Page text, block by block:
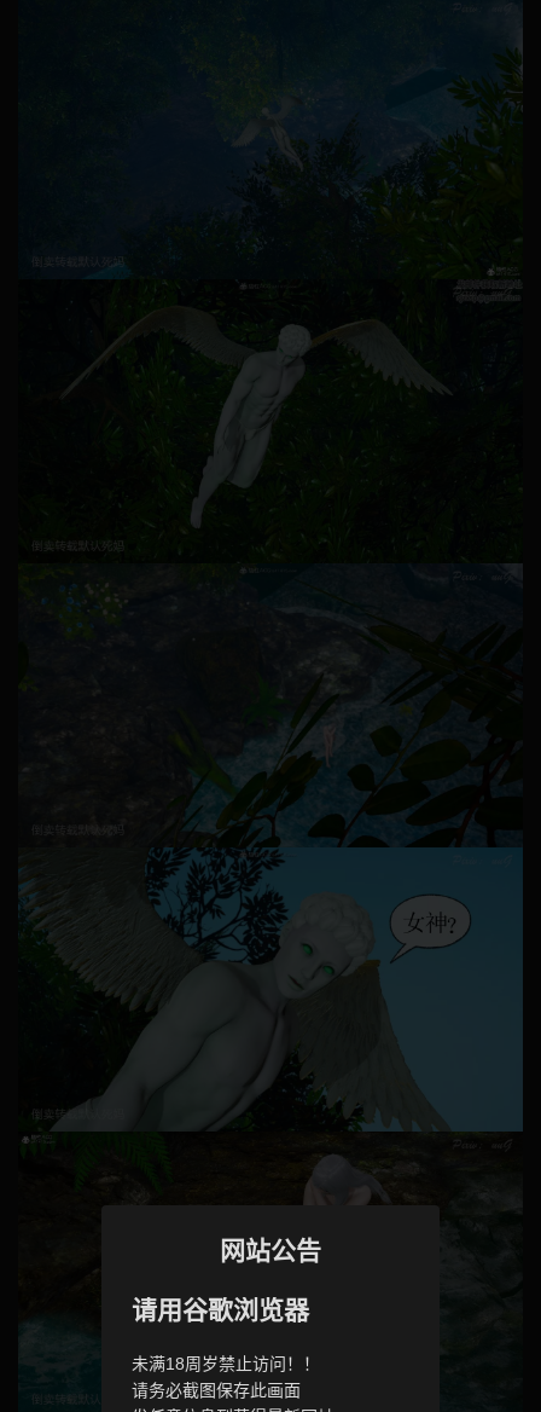
网站公告
请用谷歌浏览器
未满18周岁禁止访问！！
请务必截图保存此画面